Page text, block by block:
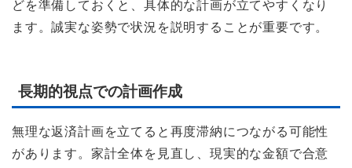
どを準備しておくと、具体的な計画が立てやすくなり
ます。誠実な姿勢で状況を説明することが重要です。
長期的視点での計画作成
無理な返済計画を立てると再度滞納につながる可能性
があります。家計全体を見直し、現実的な金額で合意